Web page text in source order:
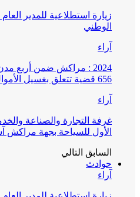
زيارة استطلاعية للمدير
الوطني
آراء
2024 : مراكش ضمن أربع
656 قضية تتعلق بغسيل الأموال
آراء
غرفة التجارة والصناعة
الأول للسياحة بجهة مراكش
السابق التالي
حوادث
آراء